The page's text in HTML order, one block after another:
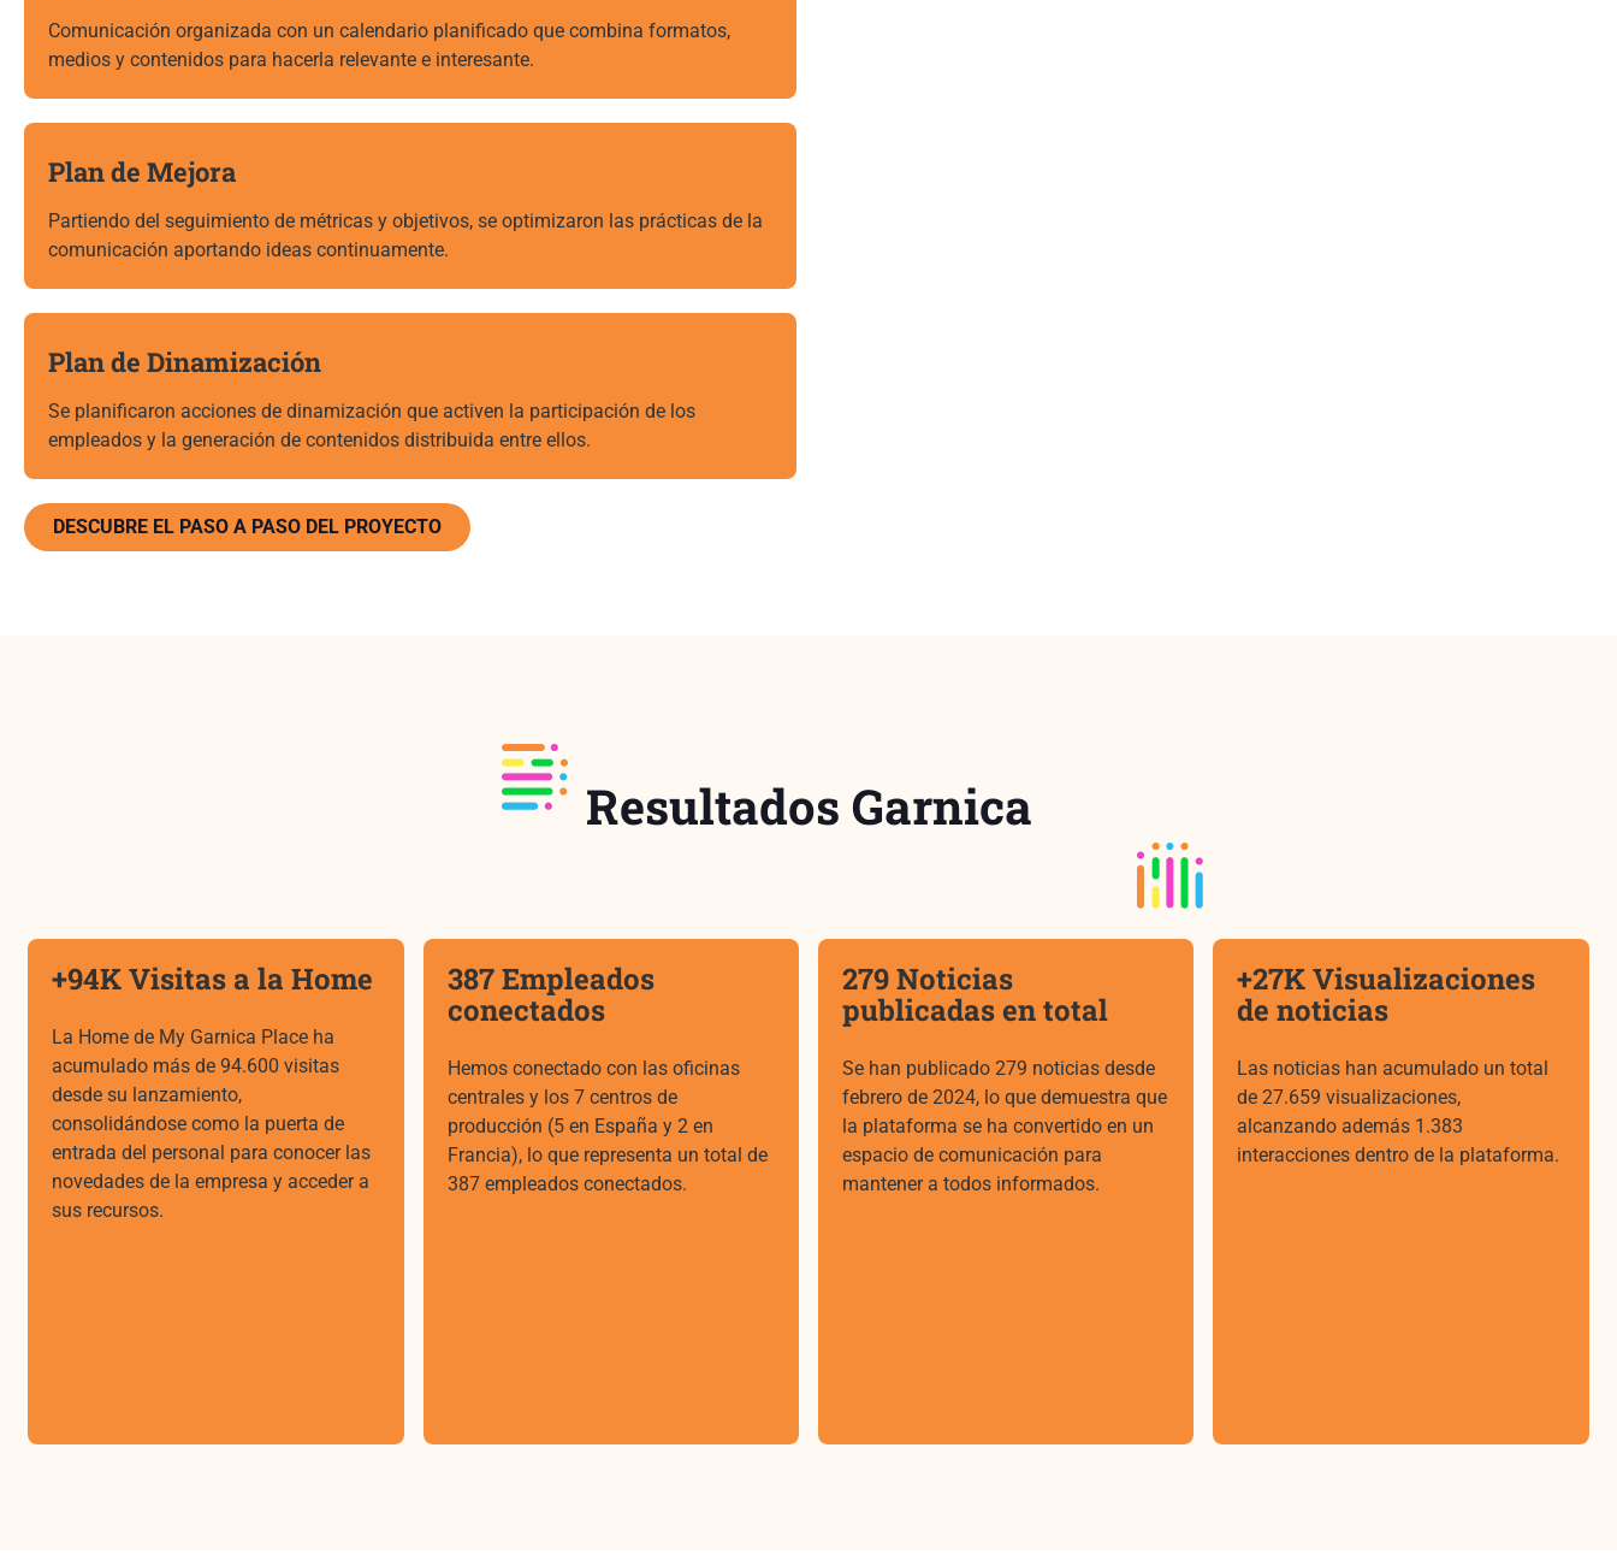
Comunicación organizada con un calendario planificado que combina formatos,
medios y contenidos para hacerla relevante e interesante.
Plan de Mejora
Partiendo del seguimiento de métricas y objetivos, se optimizaron las prácticas de la
comunicación aportando ideas continuamente.
Plan de Dinamización
Se planificaron acciones de dinamización que activen la participación de los
empleados y la generación de contenidos distribuida entre ellos.
DESCUBRE EL PASO A PASO DEL PROYECTO
Resultados Garnica
+94K Visitas a la Home
La Home de My Garnica Place ha
acumulado más de 94.600 visitas
desde su lanzamiento,
consolidándose como la puerta de
entrada del personal para conocer las
novedades de la empresa y acceder a
sus recursos.
387 Empleados
conectados
Hemos conectado con las oficinas
centrales y los 7 centros de
producción (5 en España y 2 en
Francia), lo que representa un total de
387 empleados conectados.
279 Noticias
publicadas en total
Se han publicado 279 noticias desde
febrero de 2024, lo que demuestra que
la plataforma se ha convertido en un
espacio de comunicación para
mantener a todos informados.
+27K Visualizaciones
de noticias
Las noticias han acumulado un total
de 27.659 visualizaciones,
alcanzando además 1.383
interacciones dentro de la plataforma.